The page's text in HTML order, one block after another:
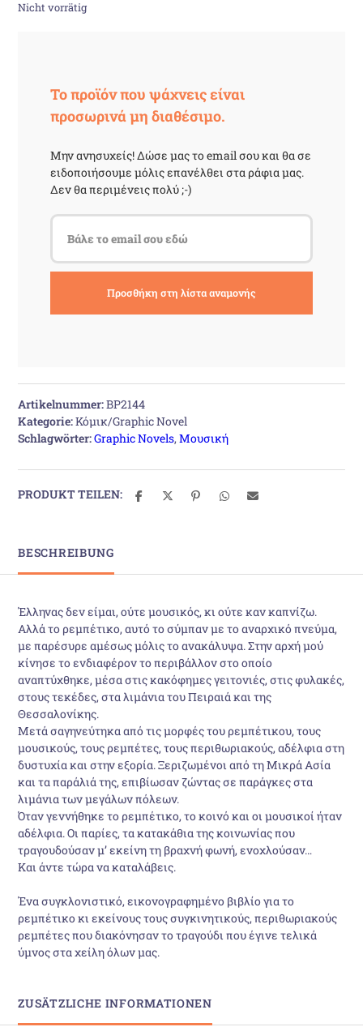
Nicht vorrätig
Το προϊόν που ψάχνεις είναι
προσωρινά μη διαθέσιμο.
Μην ανησυχείς! Δώσε μας το email σου και θα σε
ειδοποιήσουμε μόλις επανέλθει στα ράφια μας.
Δεν θα περιμένεις πολύ ;-)
Artikelnummer:BP2144
Kategorie:Κόμικ/Graphic Novel
Schlagwörter:Graphic Novels,Μουσική
PRODUKT TEILEN:
BESCHREIBUNG
Έλληνας δεν είμαι, ούτε μουσικός, κι ούτε καν καπνίζω.
Αλλά το ρεμπέτικο, αυτό το σύμπαν με το αναρχικό πνεύμα,
με παρέσυρε αμέσως μόλις το ανακάλυψα. Στην αρχή μού
κίνησε το ενδιαφέρον το περιβάλλον στο οποίο
αναπτύχθηκε, μέσα στις κακόφημες γειτονιές, στις φυλακές,
στους τεκέδες, στα λιμάνια του Πειραιά και της
Θεσσαλονίκης.
Μετά σαγηνεύτηκα από τις μορφές του ρεμπέτικου, τους
μουσικούς, τους ρεμπέτες, τους περιθωριακούς, αδέλφια στη
δυστυχία και στην εξορία. Ξεριζωμένοι από τη Μικρά Ασία
και τα παράλιά της, επιβίωσαν ζώντας σε παράγκες στα
λιμάνια των μεγάλων πόλεων.
Όταν γεννήθηκε το ρεμπέτικο, το κοινό και οι μουσικοί ήταν
αδέλφια. Οι παρίες, τα κατακάθια της κοινωνίας που
τραγουδούσαν μ’ εκείνη τη βραχνή φωνή, ενοχλούσαν…
Και άντε τώρα να καταλάβεις.
Ένα συγκλονιστικό, εικονογραφημένο βιβλίο για το
ρεμπέτικο κι εκείνους τους συγκινητικούς, περιθωριακούς
ρεμπέτες που διακόνησαν το τραγούδι που έγινε τελικά
ύμνος στα χείλη όλων μας.
ZUSÄTZLICHE INFORMATIONEN